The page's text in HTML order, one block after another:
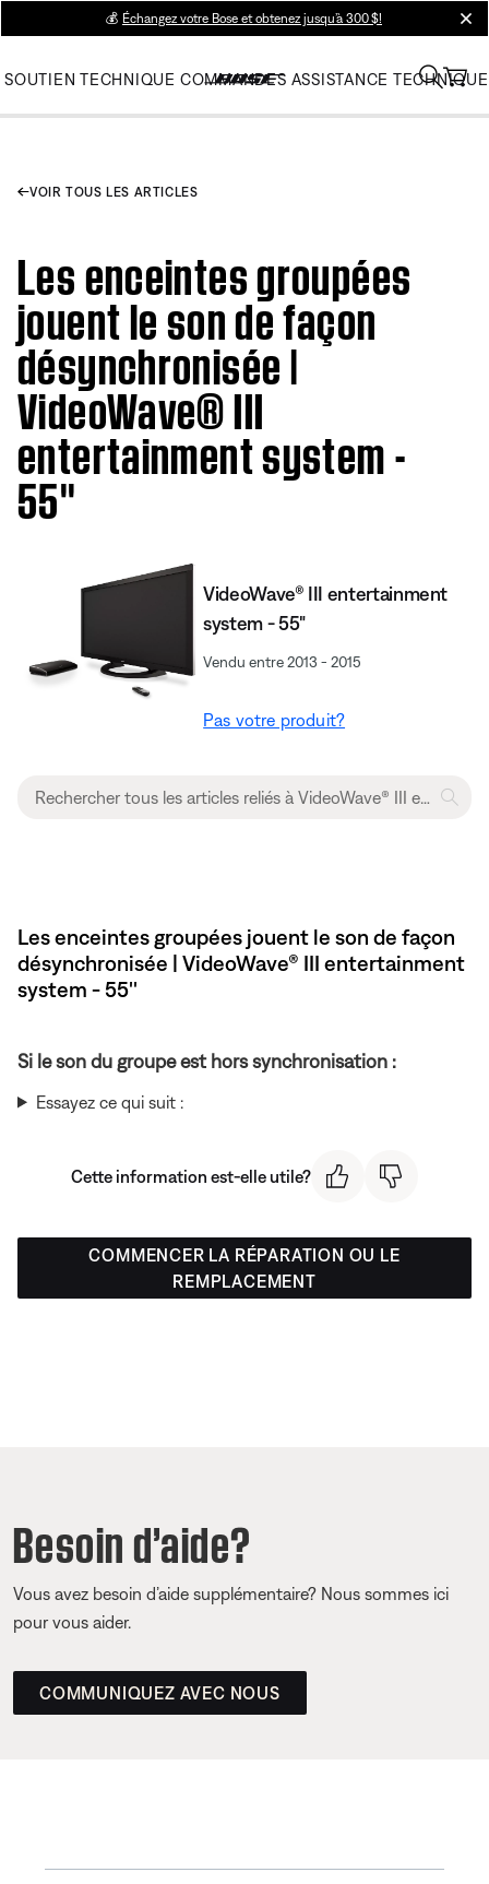
💰 Échangez votre Bose et obtenez jusqu’à 300 $!
SOUTIEN TECHNIQUE COMMANDES ASSISTANCE TECHNIQUE
VOIR TOUS LES ARTICLES
Les enceintes groupées
jouent le son de façon
désynchronisée |
VideoWave® III
entertainment system -
55''
VideoWave® III entertainment
system - 55"
Vendu entre 2013 - 2015
Pas votre produit?
Les enceintes groupées jouent le son de façon
désynchronisée | VideoWave® III entertainment
system - 55''
Si le son du groupe est hors synchronisation :
Essayez ce qui suit :
Cette information est-elle utile?
COMMENCER LA RÉPARATION OU LE
REMPLACEMENT
Besoin d’aide?
Vous avez besoin d’aide supplémentaire? Nous sommes ici
pour vous aider.
COMMUNIQUEZ AVEC NOUS